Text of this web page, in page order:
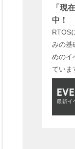
「現
中！
RTOS
みの基
めのイ
ていま